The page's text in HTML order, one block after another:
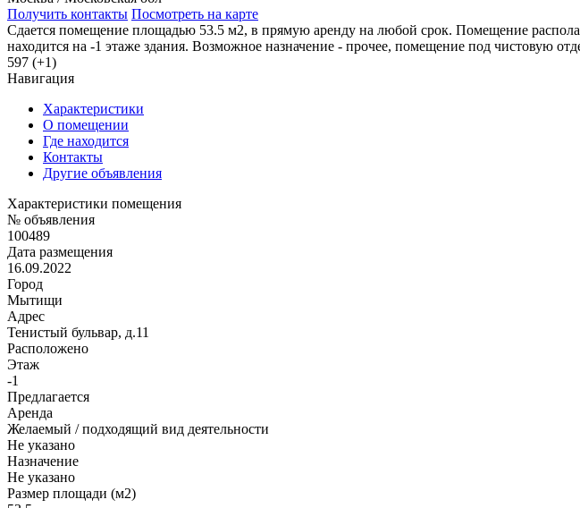
Получить контакты Посмотреть на карте
Сдается помещение площадью 53.5 м2, в прямую аренду на любой срок. Помещение
находится на -1 этаже здания. Возможное назначение - прочее, помещение под чистовую
597 (+1)
Навигация
Характеристики
О помещении
Где находится
Контакты
Другие объявления
Характеристики помещения
№ объявления
100489
Дата размещения
16.09.2022
Город
Мытищи
Адрес
Тенистый бульвар, д.11
Расположено
Этаж
-1
Предлагается
Аренда
Желаемый / подходящий вид деятельности
Не указано
Назначение
Не указано
Размер площади (м2)